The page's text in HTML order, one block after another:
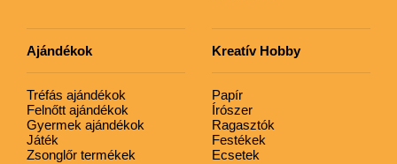
Ajándékok
Tréfás ajándékok
Felnőtt ajándékok
Gyermek ajándékok
Játék
Zsonglőr termékek
Kreatív Hobby
Papír
Írószer
Ragasztók
Festékek
Ecsetek